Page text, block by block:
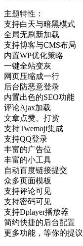
主题特性：
支持白天与暗黑模式
全局无刷新加载
支持博客与CMS布局
内置WP优化策略
一键全站变灰
网页压缩成一行
后台防恶意登录
内置出色的SEO功能
评论Ajax加载
文章点赞、打赏
支持Twemoji集成
支持QQ登录
丰富的广告位
丰富的小工具
自动百度链接提交
众多页面模板
支持评论可见
支持密码可见
支持Dplayer播放器
简约快捷的后台配置
更多功能，等你的提议